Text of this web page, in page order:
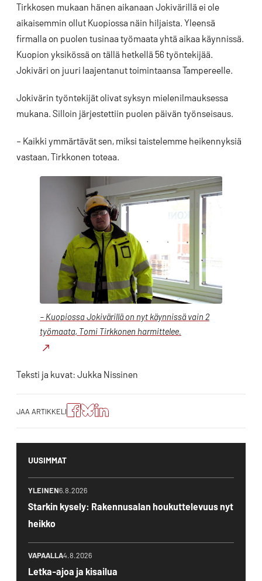
Tirkkosen mukaan hänen aikanaan Jokivärillä ei ole
aikaisemmin ollut Kuopiossa näin hiljaista. Yleensä
firmalla on puolen tusinaa työmaata yhtä aikaa käynnissä.
Kuopion yksikössä on tällä hetkellä 56 työntekijää.
Jokiväri on juuri laajentanut toimintaansa Tampereelle.
Jokivärin työntekijät olivat syksyn mielenilmauksessa
mukana. Silloin järjestettiin puolen päivän työnseisaus.
– Kaikki ymmärtävät sen, miksi taistelemme heikennyksiä
vastaan, Tirkkonen toteaa.
– Kuopiossa Jokivärillä on nyt käynnissä vain 2
työmaata, Tomi Tirkkonen harmittelee.
Teksti ja kuvat: Jukka Nissinen
JAA ARTIKKELI
Jaa
artikkeli
Facebookissa
Jaa
artikkeli
Blueskyssa
Jako:
Jaa
artikkeli
LinkedIn:ssä
UUSIMMAT
YLEINEN6.8.2026
Starkin kysely: Rakennusalan houkuttelevuus nyt
heikko
VAPAALLA4.8.2026
Letka-ajoa ja kisailua